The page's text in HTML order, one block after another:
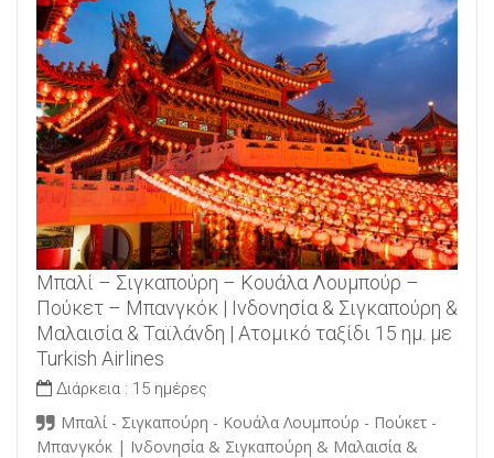
Μπαλί – Σιγκαπούρη – Κουάλα Λουμπούρ –
Πούκετ – Μπανγκόκ | Ινδονησία & Σιγκαπούρη &
Μαλαισία & Ταϊλάνδη | Ατομικό ταξίδι 15 ημ. με
Turkish Airlines
Διάρκεια : 15 ημέρες
Μπαλί - Σιγκαπούρη - Κουάλα Λουμπούρ - Πούκετ -
Μπανγκόκ | Ινδονησία & Σιγκαπούρη & Μαλαισία &